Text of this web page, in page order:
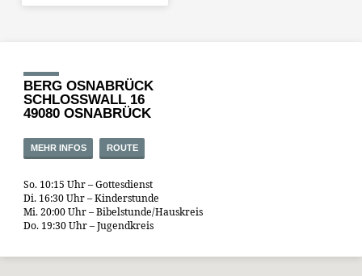
BERG OSNABRÜCK
SCHLOSSWALL 16
49080 OSNABRÜCK
MEHR INFOS ROUTE
So. 10:15 Uhr – Gottesdienst
Di. 16:30 Uhr – Kinderstunde
Mi. 20:00 Uhr – Bibelstunde/Hauskreis
Do. 19:30 Uhr – Jugendkreis